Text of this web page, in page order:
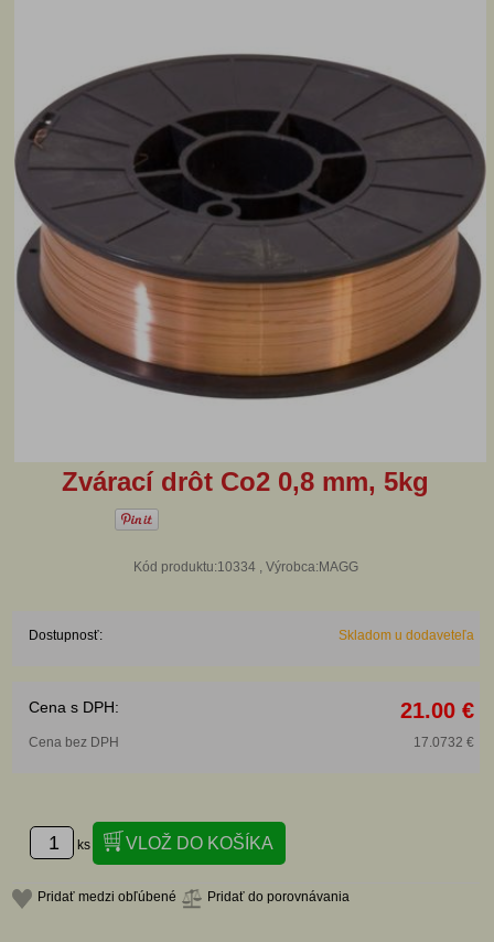
Zvárací drôt Co2 0,8 mm, 5kg
Kód produktu:10334 , Výrobca:MAGG
Dostupnosť: Skladom u dodaveteľa
Cena s DPH: 21.00 €
Cena bez DPH 17.0732 €
ks
Pridať medzi obľúbené Pridať do porovnávania